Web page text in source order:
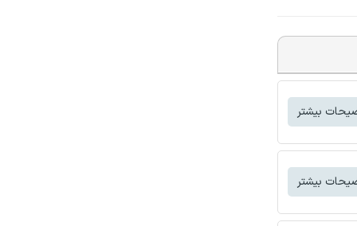
بیشتر
بیشتر